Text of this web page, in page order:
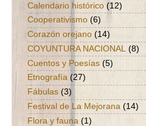
Calendario histórico (12)
Cooperativismo (6)
Corazón orejano (14)
COYUNTURA NACIONAL
(8)
Cuentos y Poesías (5)
Etnografía (27)
Fábulas (3)
Festival de La Mejorana (14)
Flora y fauna (1)